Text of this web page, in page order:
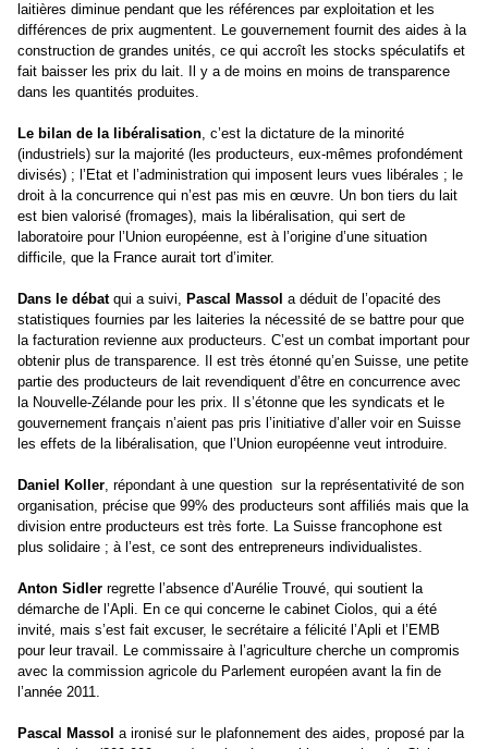
laitières diminue pendant que les références par exploitation et les
différences de prix augmentent. Le gouvernement fournit des aides à la
construction de grandes unités, ce qui accroît les stocks spéculatifs et
fait baisser les prix du lait. Il y a de moins en moins de transparence
dans les quantités produites.
Le bilan de la libéralisation, c’est la dictature de la minorité
(industriels) sur la majorité (les producteurs, eux-mêmes profondément
divisés) ; l’Etat et l’administration qui imposent leurs vues libérales ; le
droit à la concurrence qui n’est pas mis en œuvre. Un bon tiers du lait
est bien valorisé (fromages), mais la libéralisation, qui sert de
laboratoire pour l’Union européenne, est à l’origine d’une situation
difficile, que la France aurait tort d’imiter.
Dans le débat qui a suivi, Pascal Massol a déduit de l’opacité des
statistiques fournies par les laiteries la nécessité de se battre pour que
la facturation revienne aux producteurs. C’est un combat important pour
obtenir plus de transparence. Il est très étonné qu’en Suisse, une petite
partie des producteurs de lait revendiquent d’être en concurrence avec
la Nouvelle-Zélande pour les prix. Il s’étonne que les syndicats et le
gouvernement français n’aient pas pris l’initiative d’aller voir en Suisse
les effets de la libéralisation, que l’Union européenne veut introduire.
Daniel Koller, répondant à une question sur la représentativité de son
organisation, précise que 99% des producteurs sont affiliés mais que la
division entre producteurs est très forte. La Suisse francophone est
plus solidaire ; à l’est, ce sont des entrepreneurs individualistes.
Anton Sidler regrette l’absence d’Aurélie Trouvé, qui soutient la
démarche de l’Apli. En ce qui concerne le cabinet Ciolos, qui a été
invité, mais s’est fait excuser, le secrétaire a félicité l’Apli et l’EMB
pour leur travail. Le commissaire à l’agriculture cherche un compromis
avec la commission agricole du Parlement européen avant la fin de
l’année 2011.
Pascal Massol a ironisé sur le plafonnement des aides, proposé par la